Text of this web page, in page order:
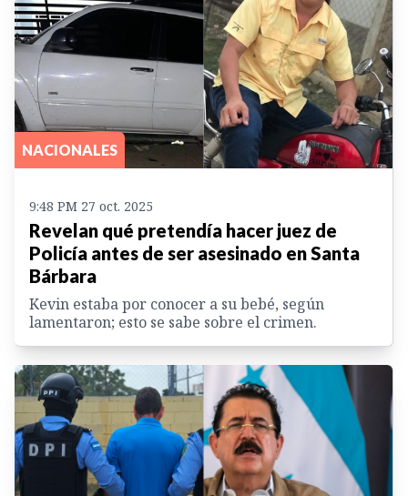
NACIONALES
9:48 PM 27 oct. 2025
Revelan qué pretendía hacer juez de
Policía antes de ser asesinado en Santa
Bárbara
Kevin estaba por conocer a su bebé, según
lamentaron; esto se sabe sobre el crimen.